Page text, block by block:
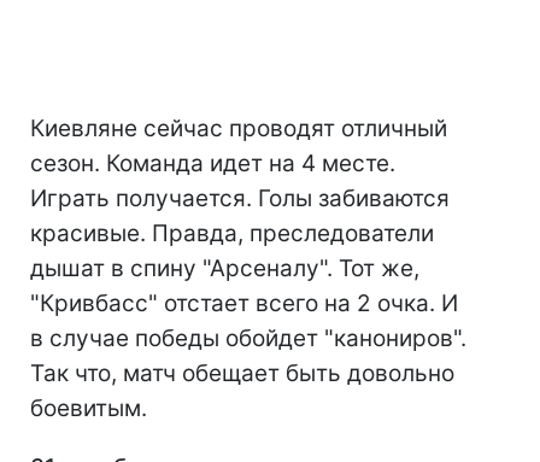
Киевляне сейчас проводят отличный
сезон. Команда идет на 4 месте.
Играть получается. Голы забиваются
красивые. Правда, преследователи
дышат в спину "Арсеналу". Тот же,
"Кривбасс" отстает всего на 2 очка. И
в случае победы обойдет "канониров".
Так что, матч обещает быть довольно
боевитым.